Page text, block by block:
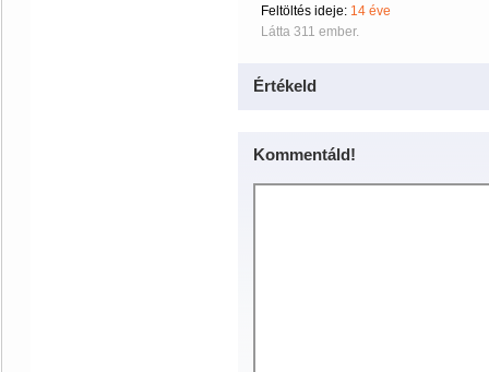
Feltöltés ideje: 14 éve
Látta 311 ember.
Értékeld
Kommentáld!